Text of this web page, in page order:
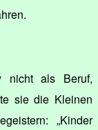
nicht als Beruf,
sie die Kleinen
„Kinder